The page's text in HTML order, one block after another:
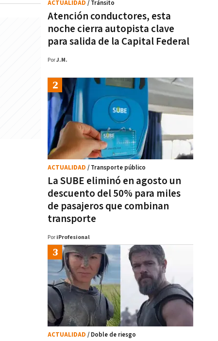
Atención conductores, esta
noche cierra autopista clave
para salida de la Capital Federal
ACTUALIDAD / Tránsito
PorJ.M.
La SUBE eliminó en agosto un
descuento del 50% para miles
de pasajeros que combinan
transporte
ACTUALIDAD / Transporte público
Por iProfesional
ACTUALIDAD / Doble de riesgo